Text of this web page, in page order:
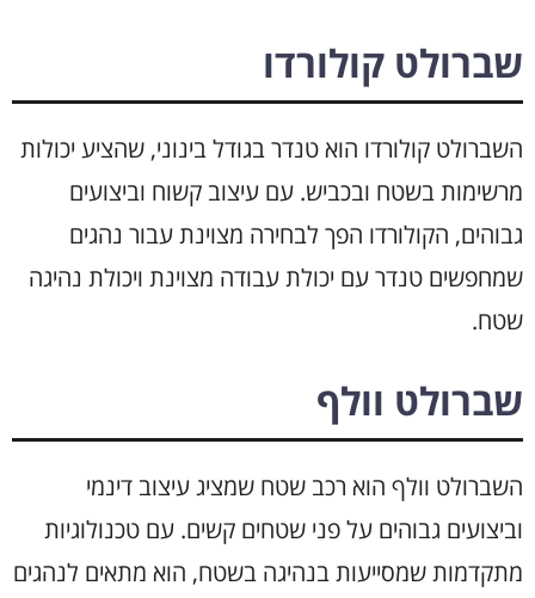
שברולט קולורדו
השברולט קולורדו הוא טנדר בגודל בינוני, שהציע יכולות
מרשימות בשטח ובכביש. עם עיצוב קשוח וביצועים
גבוהים, הקולורדו הפך לבחירה מצוינת עבור נהגים
שמחפשים טנדר עם יכולת עבודה מצוינת ויכולת נהיגה
שטח.
שברולט וולף
השברולט וולף הוא רכב שטח שמציג עיצוב דינמי
וביצועים גבוהים על פני שטחים קשים. עם טכנולוגיות
מתקדמות שמסייעות בנהיגה בשטח, הוא מתאים לנהגים